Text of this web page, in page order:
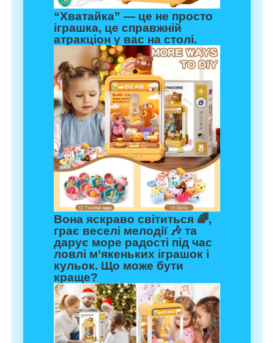
“Хватайка” — це не просто
іграшка, це справжній
атракціон у вас на столі.
Вона яскраво світиться 🌈,
грає веселі мелодії 🎶 та
дарує море радості під час
ловлі м’якеньких іграшок і
кульок. Що може бути
краще?